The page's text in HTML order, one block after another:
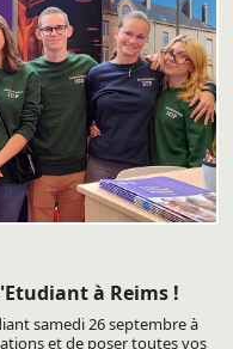
à Reims !
samedi 26 septembre à
et de poser toutes vos